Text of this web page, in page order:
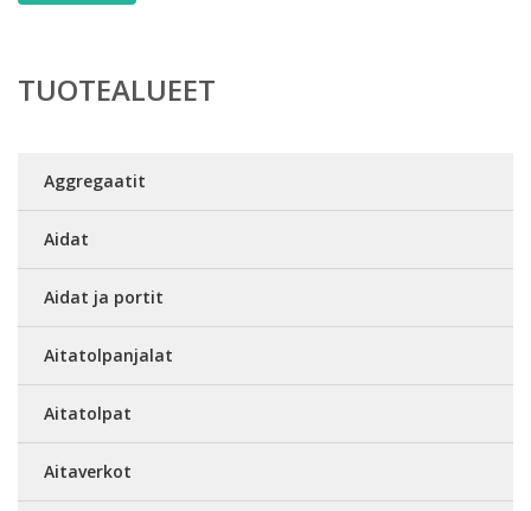
TUOTEALUEET
Aggregaatit
Aidat
Aidat ja portit
Aitatolpanjalat
Aitatolpat
Aitaverkot